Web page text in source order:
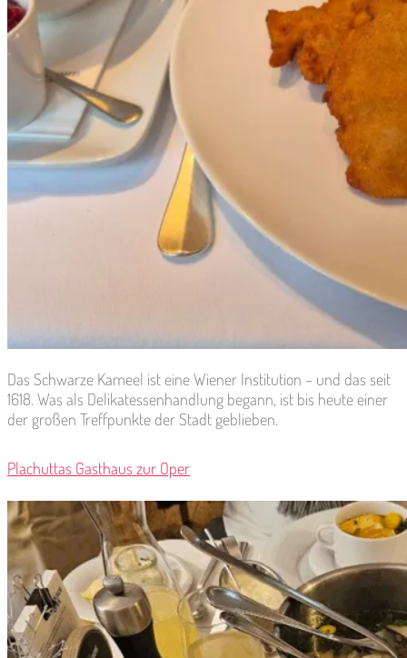
Das Schwarze Kameel ist eine Wiener Institution – und das seit
1618. Was als Delikatessenhandlung begann, ist bis heute einer
der großen Treffpunkte der Stadt geblieben.
Plachuttas Gasthaus zur Oper